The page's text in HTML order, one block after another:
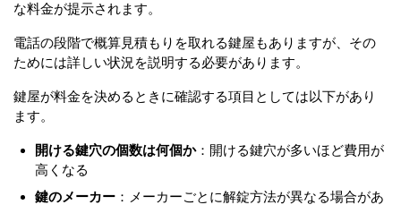
な料金が提示されます。
電話の段階で概算見積もりを取れる鍵屋もありますが、その
ためには詳しい状況を説明する必要があります。
鍵屋が料金を決めるときに確認する項目としては以下があり
ます。
開ける鍵穴の個数は何個か：開ける鍵穴が多いほど費用が
高くなる
鍵のメーカー ：メーカーごとに解錠方法が異なる場合があ